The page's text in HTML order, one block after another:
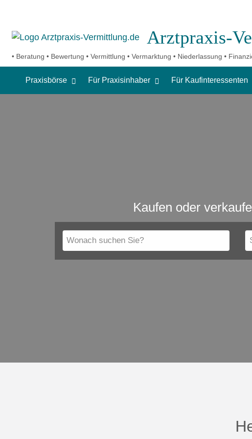
Kaufinteressenten
Kontakt
Über
uns
Arztpraxis-
• Beratung • Bewertung • Vermittlung • Vermarktung • Niederlassung •
Praxisbörse Für Praxisinhaber Für Kaufinteressenten
Kaufen oder